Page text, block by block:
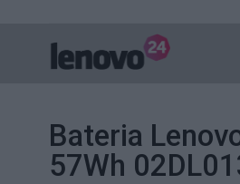
Bateria
57Wh